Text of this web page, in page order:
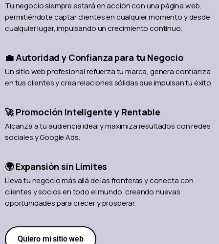
Tu negocio siempre estará en acción con una página web,
permitiéndote captar clientes en cualquier momento y desde
cualquier lugar, impulsando un crecimiento continuo.
💼 Autoridad y Confianza para tu Negocio
Un sitio web profesional refuerza tu marca, genera confianza
en tus clientes y crea relaciones sólidas que impulsan tu éxito.
🚀 Promoción Inteligente y Rentable
Alcanza a tu audiencia ideal y maximiza resultados con redes
sociales y Google Ads.
🌍 Expansión sin Límites
Lleva tu negocio más allá de las fronteras y conecta con
clientes y socios en todo el mundo, creando nuevas
oportunidades para crecer y prosperar.
Quiero mi sitio web